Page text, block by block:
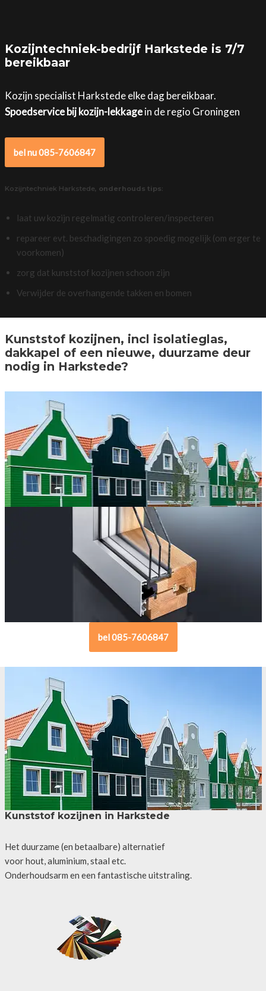
Kozijntechniek-bedrijf Harkstede is 7/7
bereikbaar
Kozijn specialist Harkstede elke dag bereikbaar.
Spoedservice bij kozijn-lekkagein de regio Groningen
bel nu 085-7606847
Kozijntechniek Harkstede, onderhouds tips:
laat uw kozijn regelmatig controleren/inspecteren
repareer evt. beschadigingen zo spoedig mogelijk (om erger te
voorkomen)
zorg dat kunststof kozijnen schoon zijn
Verwijder de overhangende takken en bomen
Kunststof kozijnen, incl isolatieglas,
dakkapel of een nieuwe, duurzame deur
nodig in Harkstede?
bel 085-7606847
Kunststof kozijnen in Harkstede
Het duurzame (en betaalbare) alternatief
voor hout, aluminium, staal etc.
Onderhoudsarm en een fantastische uitstraling.